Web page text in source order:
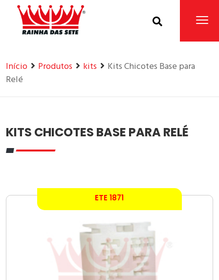
Home Produtos
Início Produtos kits
Kits Chicotes Base para
Relé
KITS CHICOTES BASE PARA RELÉ
ETE 1871